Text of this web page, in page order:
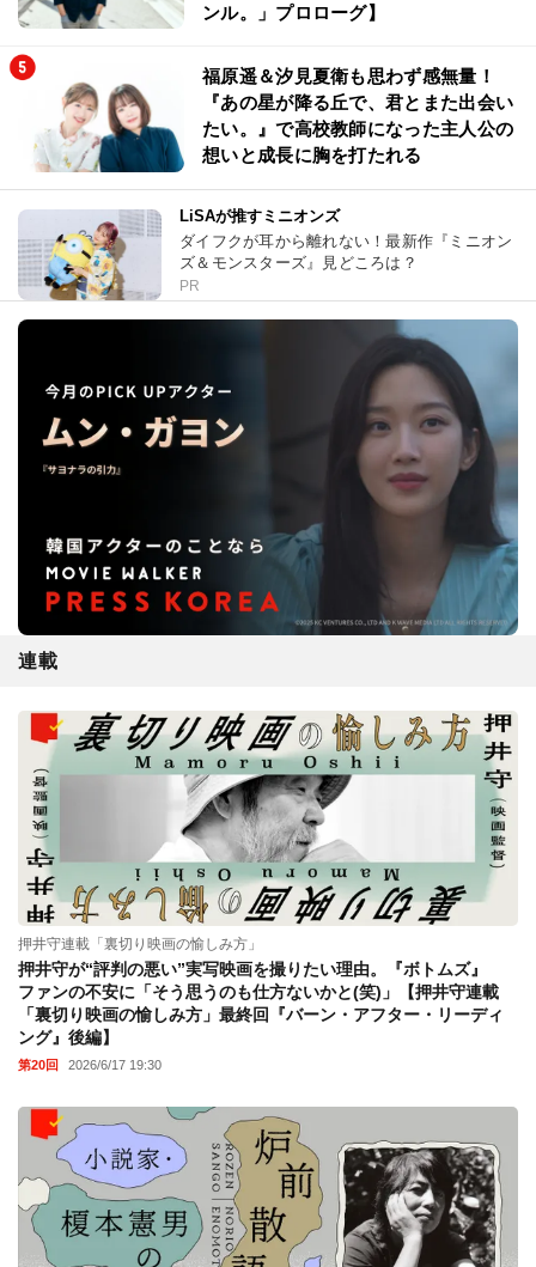
ンル。」プロローグ】
福原遥＆汐見夏衛も思わず感無量！
『あの星が降る丘で、君とまた出会い
たい。』で高校教師になった主人公の
想いと成長に胸を打たれる
LiSAが推すミニオンズ
ダイフクが耳から離れない！最新作『ミニオン
ズ＆モンスターズ』見どころは？
PR
連載
押井守連載「裏切り映画の愉しみ方」
押井守が“評判の悪い”実写映画を撮りたい理由。『ボトムズ』
ファンの不安に「そう思うのも仕方ないかと(笑)」【押井守連載
「裏切り映画の愉しみ方」最終回『バーン・アフター・リーディ
ング』後編】
第20回 2026/6/17 19:30